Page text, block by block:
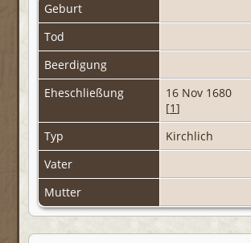
Geburt
Tod
Beerdigung
Eheschließung
16 Nov 1680
[1]
Typ
Kirchlich
Vater
Mutter